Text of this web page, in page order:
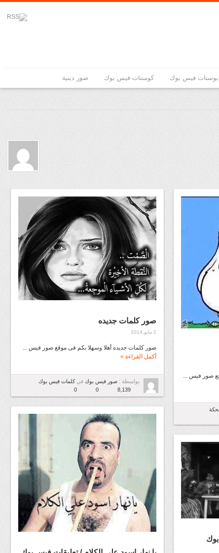
بوستات فيس بوك كومنتات فيس بوك صور دينية
صور فيس ...
صور كلمات جديده
2 مايو,2014
صور كلمات جديده أهلا وسهلا بكم فى موقع صور فيس ...
أكمل القراءة »
بواسطة : صور فيس بوك فيكلمات فيس بوك
8,139
0
0